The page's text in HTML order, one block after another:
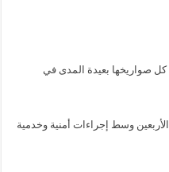
كل صواريخها بعيدة المدى في
وسط إجراءات أمنية وخدمية